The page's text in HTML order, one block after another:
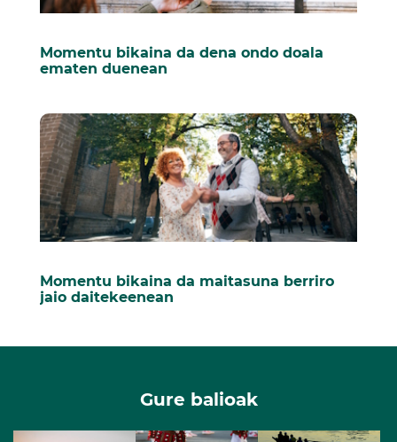
Momentu bikaina da dena ondo doala
ematen duenean
Momentu bikaina da maitasuna berriro
jaio daitekeenean
Gure balioak